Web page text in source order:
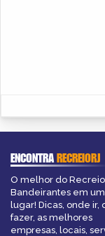
ENCONTRARECREIORJ
O melhor do
Bandeirantes em
lugar! Dicas, onde ir,
fazer, as melhores
empresas, locais,